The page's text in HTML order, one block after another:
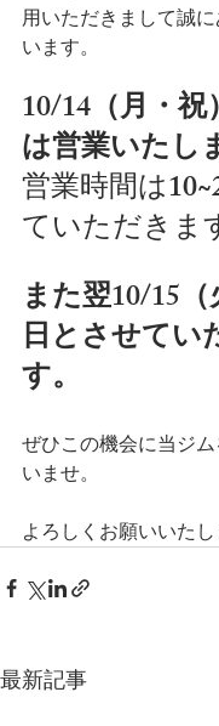
用いただきまして誠
います。
10/14（月・
は営業いたし
営業時間は
ていただきま
また翌10/15
日とさせてい
す。
ぜひこの機会に当ジ
いませ。
よろしくお願いいたし
最新記事